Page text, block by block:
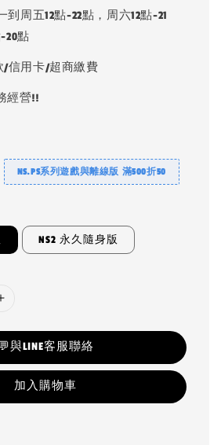
周五12點-22點，周六12點-21
20點
/信用卡/超商繳費
經營!!
NS.PS系列遊戲與離線版 滿500折50
NS2 永久隨身版
與LINE客服聯絡
加入購物車